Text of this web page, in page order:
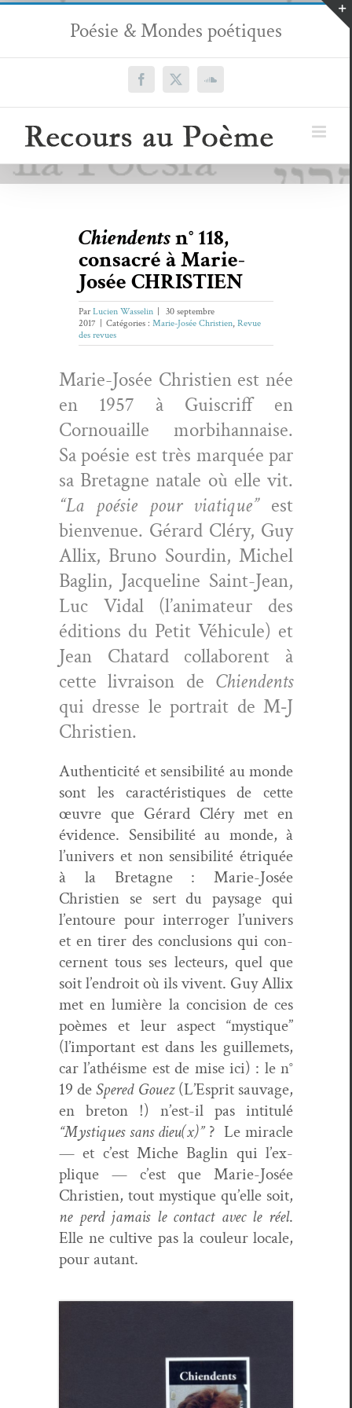
Passer
contenu
Poésie & Mondes poétiques
Facebook
X SoundCloud
Chiendentsn° 118,
consacré à Marie-
Josée CHRISTIEN
ParLucien Wasselin
30 septembre
2017
Catégories : Marie-Josée Christien, Revue
des revues
Marie-Josée Christien est née
en 1957 à Guis­cri­ff en
Cornouaille mor­bi­han­naise.
Sa poésie est très mar­quée par
sa Bre­tagne natale où elle vit.
“La poésie pour via­tique”est
bien­v­enue. Gérard Cléry, Guy
Allix, Bruno Sour­din, Michel
Baglin, Jacque­line Saint-Jean,
Luc Vidal (l’an­i­ma­teur des
édi­tions du Petit Véhicule) et
Jean Chatard col­la­borent à
cette livrai­son de Chien­dents
qui dresse le por­trait de M‑J
Christien.
Authen­tic­ité et sen­si­bil­ité au monde
sont les car­ac­téris­tiques de cette
œuvre que Gérard Cléry met en
évi­dence. Sen­si­bil­ité au monde, à
l’u­nivers et non sen­si­bil­ité étriquée
à la Bre­tagne : Marie-Josée
Christien se sert du paysage qui
l’en­toure pour inter­roger l’u­nivers
et en tir­er des con­clu­sions qui con­
cer­nent tous ses lecteurs, quel que
soit l’en­droit où ils vivent. Guy Allix
met en lumière la con­ci­sion de ces
poèmes et leur aspect “mys­tique”
(l’im­por­tant est dans les guillemets,
car l’athéisme est de mise ici) : le n°
19 de Spered Gouez(L’E­sprit sauvage,
en bre­ton !) n’est-il pas inti­t­ulé
“Mys­tiques sans dieu(x)”? Le mir­a­cle
— et c’est Miche Baglin qui l’ex­
plique — c’est que Marie-Josée
Christien, tout mys­tique qu’elle soit,
ne perd jamais le con­tact avec le réel.
Elle ne cul­tive pas la couleur locale,
pour autant.